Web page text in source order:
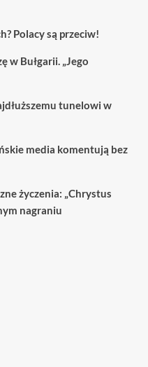
Polacy są przeciw!
w Bułgarii. „Jego
tunelowi w
media komentują bez
życzenia: „Chrystus
nagraniu